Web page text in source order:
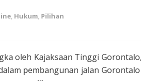
, Hukum, Pilihan
oleh Kajaksaan Tinggi
pembangunan jalan Gorontalo